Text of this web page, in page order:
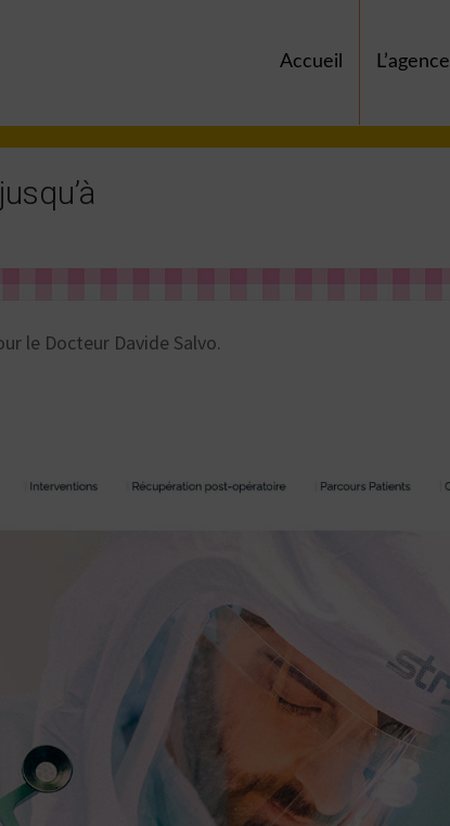
Accueil L’agence
le Docteur Davide Salvo.